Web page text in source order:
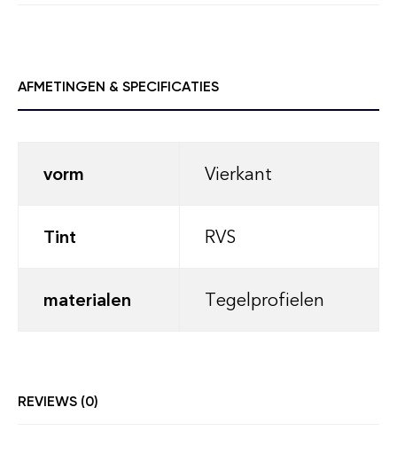
AFMETINGEN & SPECIFICATIES
vorm Vierkant
Tint RVS
materialen Tegelprofielen
REVIEWS (0)